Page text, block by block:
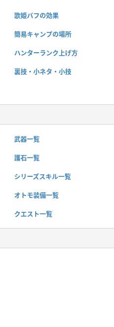
歌姫バフの効果
簡易キャンプの場所
ハンターランク上げ方
裏技・小ネタ・小技
武器一覧
護石一覧
シリーズスキル一覧
オトモ装備一覧
クエスト一覧